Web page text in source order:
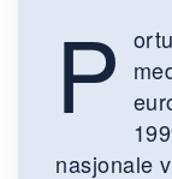
P
nasjonale